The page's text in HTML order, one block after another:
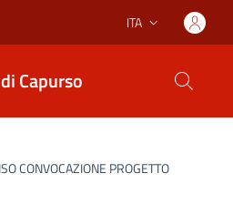
Lingua attiva:
ITA
Capurso
CONVOCAZIONE PROGETTO